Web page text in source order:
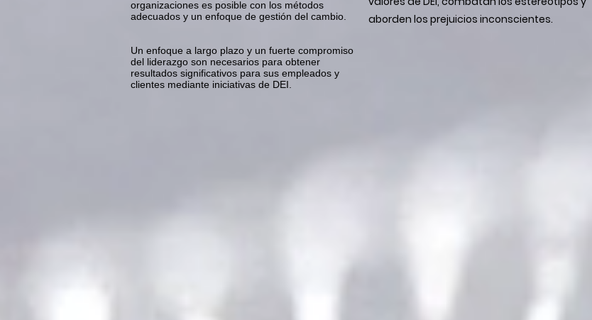
organizaciones es posible con los métodos
adecuados y un enfoque de gestión del cambio.
Un enfoque a largo plazo y un fuerte compromiso
del liderazgo son necesarios para obtener
resultados significativos para sus empleados y
clientes mediante iniciativas de DEI.
aborden los prejuicios inconscientes.